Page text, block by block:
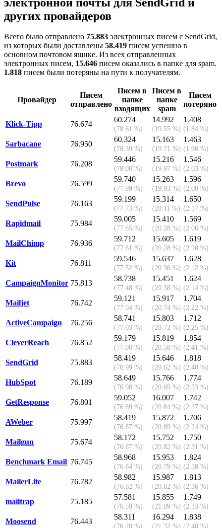
других провайдеров
Всего было отправлено 75.883 электронных писем с SendGrid,
из которых были доставлены 58.419 писем успешно в
основном почтовом ящике. Из всех отправленных
электронных писем, 15.646 писем оказались в папке для spam.
1.818 писем были потеряны на пути к получателям.
Провайдер
Писем
отправлено
Писем в
папке
входящих
Писем в
папке
spam
Писем
потеряно
Klick-Tipp 76.674
60.274
(78.61 %)
14.992
(19.55 %)
1.408
(1.84 %)
Sarbacane 76.950
60.324
(78.39 %)
15.163
(19.71 %)
1.463
(1.90 %)
Postmark 76.208
59.446
(78.00 %)
15.216
(19.97 %)
1.546
(2.03 %)
Brevo 76.599
59.740
(77.99 %)
15.263
(19.93 %)
1.596
(2.08 %)
SendPulse 76.163
59.199
(77.73 %)
15.314
(20.11 %)
1.650
(2.17 %)
Rapidmail 75.984
59.005
(77.65 %)
15.410
(20.28 %)
1.569
(2.06 %)
MailChimp 76.936
59.712
(77.61 %)
15.605
(20.28 %)
1.619
(2.10 %)
Kit 76.811
59.546
(77.52 %)
15.637
(20.36 %)
1.628
(2.12 %)
CampaignMonitor 75.813
58.738
(77.48 %)
15.451
(20.38 %)
1.624
(2.14 %)
Mailjet 76.742
59.121
(77.04 %)
15.917
(20.74 %)
1.704
(2.22 %)
ActiveCampaign 76.256
58.741
(77.03 %)
15.803
(20.72 %)
1.712
(2.25 %)
CleverReach 76.852
59.179
(77.00 %)
15.819
(20.58 %)
1.854
(2.41 %)
SendGrid 75.883
58.419
(76.99 %)
15.646
(20.62 %)
1.818
(2.40 %)
HubSpot 76.189
58.649
(76.98 %)
15.766
(20.69 %)
1.774
(2.33 %)
GetResponse 76.801
59.052
(76.89 %)
16.007
(20.84 %)
1.742
(2.27 %)
AWeber 75.997
58.419
(76.87 %)
15.872
(20.89 %)
1.706
(2.24 %)
Mailgun 75.674
58.172
(76.87 %)
15.752
(20.82 %)
1.750
(2.31 %)
Benchmark Email 76.745
58.968
(76.84 %)
15.953
(20.79 %)
1.824
(2.38 %)
MailerLite 76.782
58.982
(76.82 %)
15.987
(20.82 %)
1.813
(2.36 %)
mailtrap 75.185
57.581
(76.59 %)
15.855
(21.09 %)
1.749
(2.33 %)
Moosend 76.443
58.311
(76.28 %)
16.294
(21.32 %)
1.838
(2.40 %)